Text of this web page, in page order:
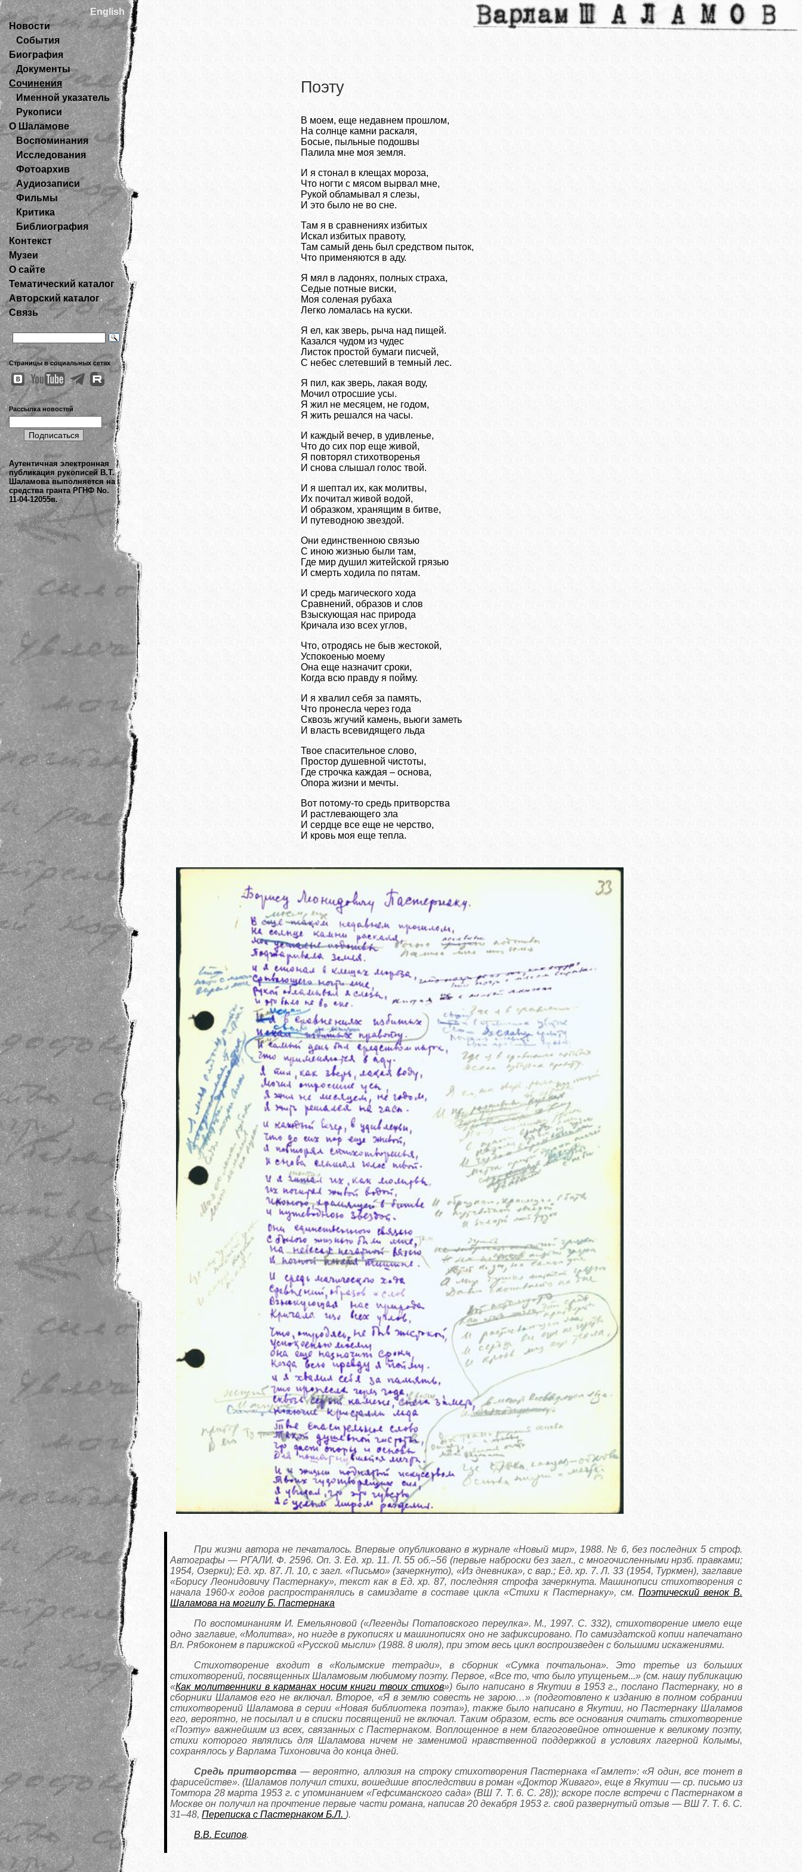
English
Новости
События
Биография
Документы
Сочинения
Именной указатель
Рукописи
О Шаламове
Воспоминания
Исследования
Фотоархив
Аудиозаписи
Фильмы
Критика
Библиография
Контекст
Музеи
О сайте
Тематический каталог
Авторский каталог
Связь
Страницы в социальных сетях
Рассылка новостей
Аутентичная электронная
публикация рукописей В.Т.
Шаламова выполняется на
средства гранта РГНФ No.
11-04-12055в.
Поэту
В моем, еще недавнем прошлом,
На солнце камни раскаля,
Босые, пыльные подошвы
Палила мне моя земля.
И я стонал в клещах мороза,
Что ногти с мясом вырвал мне,
Рукой обламывал я слезы,
И это было не во сне.
Там я в сравнениях избитых
Искал избитых правоту,
Там самый день был средством пыток,
Что применяются в аду.
Я мял в ладонях, полных страха,
Седые потные виски,
Моя соленая рубаха
Легко ломалась на куски.
Я ел, как зверь, рыча над пищей.
Казался чудом из чудес
Листок простой бумаги писчей,
С небес слетевший в темный лес.
Я пил, как зверь, лакая воду,
Мочил отросшие усы.
Я жил не месяцем, не годом,
Я жить решался на часы.
И каждый вечер, в удивленье,
Что до сих пор еще живой,
Я повторял стихотворенья
И снова слышал голос твой.
И я шептал их, как молитвы,
Их почитал живой водой,
И образком, хранящим в битве,
И путеводною звездой.
Они единственною связью
С иною жизнью были там,
Где мир душил житейской грязью
И смерть ходила по пятам.
И средь магического хода
Сравнений, образов и слов
Взыскующая нас природа
Кричала изо всех углов,
Что, отродясь не быв жестокой,
Успокоенью моему
Она еще назначит сроки,
Когда всю правду я пойму.
И я хвалил себя за память,
Что пронесла через года
Сквозь жгучий камень, вьюги заметь
И власть всевидящего льда
Твое спасительное слово,
Простор душевной чистоты,
Где строчка каждая – основа,
Опора жизни и мечты.
Вот потому-то средь притворства
И растлевающего зла
И сердце все еще не черство,
И кровь моя еще тепла.
При жизни автора не печаталось. Впервые опубликовано в журнале «Новый мир», 1988. № 6, без последних 5 строф.
Автографы — РГАЛИ. Ф. 2596. Оп. 3. Ед. хр. 11. Л. 55 об.–56 (первые наброски без загл., с многочисленными нрзб. правками;
1954, Озерки); Ед. хр. 87. Л. 10, с загл. «Письмо» (зачеркнуто), «Из дневника», с вар.; Ед. хр. 7. Л. 33 (1954, Туркмен), заглавие
«Борису Леонидовичу Пастернаку», текст как в Ед. хр. 87, последняя строфа зачеркнута. Машинописи стихотворения с
начала 1960-х годов распространялись в самиздате в составе цикла «Стихи к Пастернаку», см. Поэтический венок В.
Шаламова на могилу Б. Пастернака
По воспоминаниям И. Емельяновой («Легенды Потаповского переулка». М., 1997. С. 332), стихотворение имело еще
одно заглавие, «Молитва», но нигде в рукописях и машинописях оно не зафиксировано. По самиздатской копии напечатано
Вл. Рябоконем в парижской «Русской мысли» (1988. 8 июля), при этом весь цикл воспроизведен с большими искажениями.
Стихотворение входит в «Колымские тетради», в сборник «Сумка почтальона». Это третье из больших
стихотворений, посвященных Шаламовым любимому поэту. Первое, «Все то, что было упущеньем...» (см. нашу публикацию
«Как молитвенники в карманах носим книги твоих стихов») было написано в Якутии в 1953 г., послано Пастернаку, но в
сборники Шаламов его не включал. Второе, «Я в землю совесть не зарою…» (подготовлено к изданию в полном собрании
стихотворений Шаламова в серии «Новая библиотека поэта»), также было написано в Якутии, но Пастернаку Шаламов
его, вероятно, не посылал и в списки посвящений не включал. Таким образом, есть все основания считать стихотворение
«Поэту» важнейшим из всех, связанных с Пастернаком. Воплощенное в нем благоговейное отношение к великому поэту,
стихи которого являлись для Шаламова ничем не заменимой нравственной поддержкой в условиях лагерной Колымы,
сохранялось у Варлама Тихоновича до конца дней.
Средь притворства — вероятно, аллюзия на строку стихотворения Пастернака «Гамлет»: «Я один, все тонет в
фарисействе». (Шаламов получил стихи, вошедшие впоследствии в роман «Доктор Живаго», еще в Якутии — ср. письмо из
Томтора 28 марта 1953 г. с упоминанием «Гефсиманского сада» (ВШ 7. Т. 6. С. 28)); вскоре после встречи с Пастернаком в
Москве он получил на прочтение первые части романа, написав 20 декабря 1953 г. свой развернутый отзыв — ВШ 7. Т. 6. С.
31–48, Переписка с Пастернаком Б.Л. ).
В.В. Есипов.